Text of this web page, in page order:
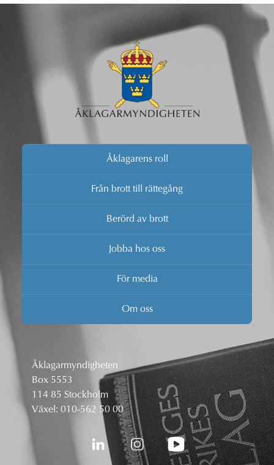
Åklagarens roll
Från brott till rättegång
Berörd av brott
Jobba hos oss
För media
Om oss
Åklagarmyndigheten
Box 5553
114 85 Stockholm
Växel: 010-562 50 00